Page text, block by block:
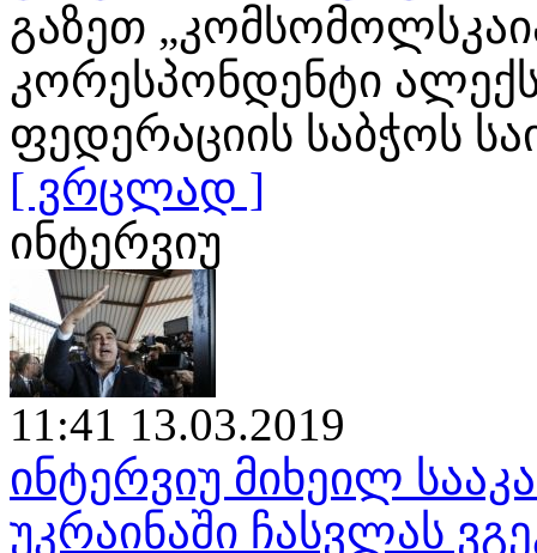
გაზეთ
კორესპონდენტი
ფედერაციის საბჭოს
[ ვრცლად ]
ინტერვიუ
11:41 13.03.2019
ინტერვიუ მიხეილ
უკრაინაში ჩასვლას